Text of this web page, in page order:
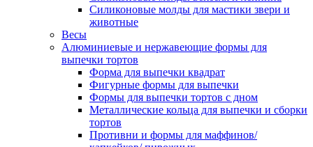
Силиконовые молды для мастики звери и
животные
Весы
Алюминиевые и нержавеющие формы для
выпечки тортов
Форма для выпечки квадрат
Фигурные формы для выпечки
Формы для выпечки тортов с дном
Металлические кольца для выпечки и сборки
тортов
Противни и формы для маффинов/